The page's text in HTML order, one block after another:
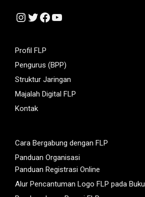
Instagram
Twitter
Facebook
YouTube
Profil FLP
Pengurus (BPP)
Struktur Jaringan
Majalah Digital FLP
Kontak
Cara Bergabung dengan FLP
Panduan Organisasi
Panduan Registrasi Online
Alur Pencantuman Logo FLP pada Buku